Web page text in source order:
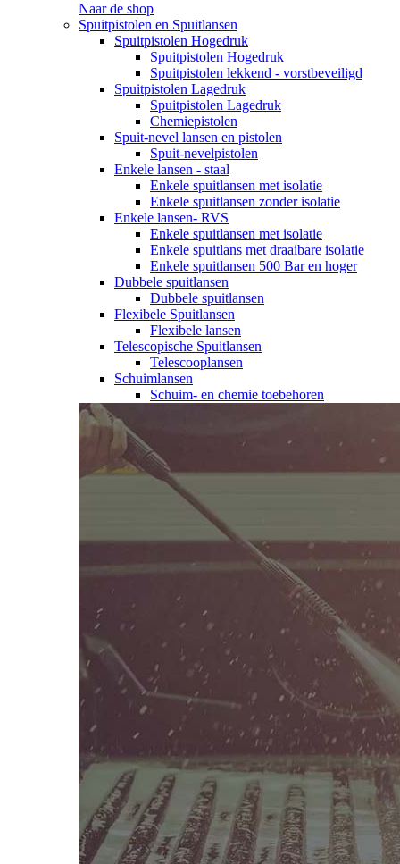
Naar de shop
Spuitpistolen en Spuitlansen
Spuitpistolen Hogedruk
Spuitpistolen Hogedruk
Spuitpistolen lekkend - vorstbeveiligd
Spuitpistolen Lagedruk
Spuitpistolen Lagedruk
Chemiepistolen
Spuit-nevel lansen en pistolen
Spuit-nevelpistolen
Enkele lansen - staal
Enkele spuitlansen met isolatie
Enkele spuitlansen zonder isolatie
Enkele lansen- RVS
Enkele spuitlansen met isolatie
Enkele spuitlans met draaibare isolatie
Enkele spuitlansen 500 Bar en hoger
Dubbele spuitlansen
Dubbele spuitlansen
Flexibele Spuitlansen
Flexibele lansen
Telescopische Spuitlansen
Telescooplansen
Schuimlansen
Schuim- en chemie toebehoren